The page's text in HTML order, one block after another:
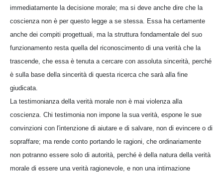
immediatamente la decisione morale; ma si deve anche dire che la
coscienza non è per questo legge a se stessa. Essa ha certamente
anche dei compiti progettuali, ma la struttura fondamentale del suo
funzionamento resta quella del riconoscimento di una verità che la
trascende, che essa è tenuta a cercare con assoluta sincerità, perché
è sulla base della sincerità di questa ricerca che sarà alla fine
giudicata.
La testimonianza della verità morale non è mai violenza alla
coscienza. Chi testimonia non impone la sua verità, espone le sue
convinzioni con l'intenzione di aiutare e di salvare, non di evincere o di
sopraffare; ma rende conto portando le ragioni, che ordinariamente
non potranno essere solo di autorità, perché è della natura della verità
morale di essere una verità ragionevole, e non una intimazione